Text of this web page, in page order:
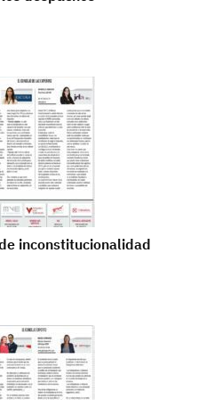
inconstitucionalidad